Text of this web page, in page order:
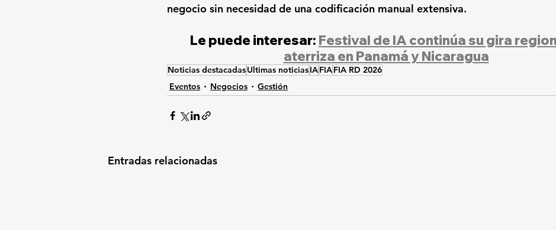
negocio sin necesidad de una codificación manual extensiva.
Le puede interesar: Festival de IA continúa su gira
aterriza en Panamá y Nicaragua
Noticias destacadasUltimas noticiasIAFIAFIA RD 2026
Eventos
Negocios Gestión
Entradas relacionadas